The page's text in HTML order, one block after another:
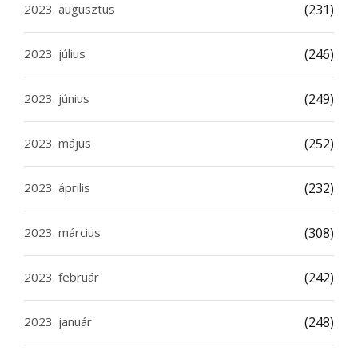
2023. augusztus (231)
2023. július (246)
2023. június (249)
2023. május (252)
2023. április (232)
2023. március (308)
2023. február (242)
2023. január (248)